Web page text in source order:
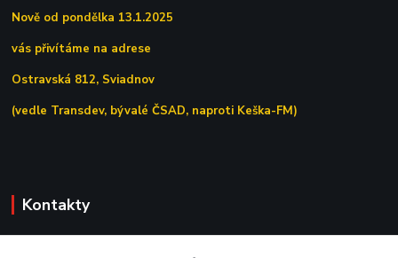
Nově od pondělka 13.1.2025
vás přivítáme na adrese
Ostravská 812, Sviadnov
(vedle Transdev, bývalé ČSAD, naproti Keška-FM)
Kontakty